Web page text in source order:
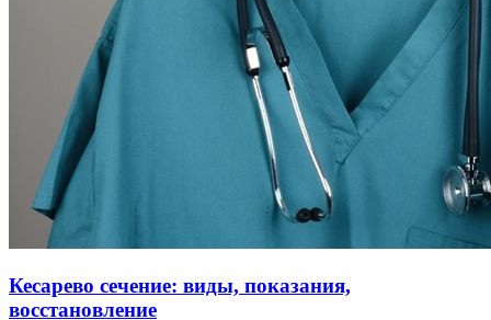
Кесарево сечение: виды, показания,
восстановление